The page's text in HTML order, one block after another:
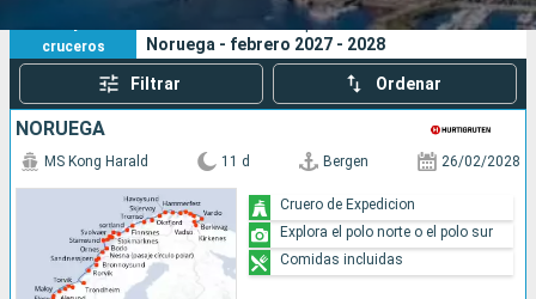
4
cruceros
Sus criterios de búsqueda:
Noruega - febrero 2027 - 2028
Filtrar Ordenar
NORUEGA
MS Kong Harald 11 d Bergen 26/02/2028
Cruero de Expedicion
Explora el polo norte o el polo sur
Comidas incluidas